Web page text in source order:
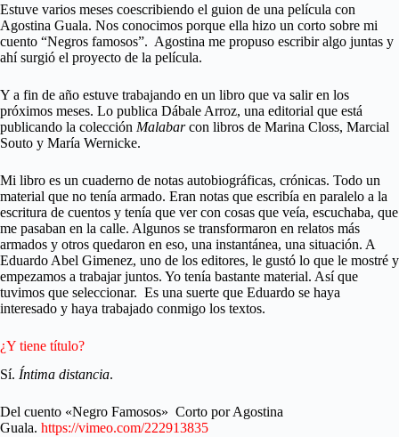
Estuve varios meses coescribiendo el guion de una película con
Agostina Guala. Nos conocimos porque ella hizo un corto sobre mi
cuento “Negros famosos”. Agostina me propuso escribir algo juntas y
ahí surgió el proyecto de la película.
Y a fin de año estuve trabajando en un libro que va salir en los
próximos meses. Lo publica Dábale Arroz, una editorial que está
publicando la colección Malabarcon libros de Marina Closs, Marcial
Souto y María Wernicke.
Mi libro es un cuaderno de notas autobiográficas, crónicas. Todo un
material que no tenía armado. Eran notas que escribía en paralelo a la
escritura de cuentos y tenía que ver con cosas que veía, escuchaba, que
me pasaban en la calle. Algunos se transformaron en relatos más
armados y otros quedaron en eso, una instantánea, una situación. A
Eduardo Abel Gimenez, uno de los editores, le gustó lo que le mostré y
empezamos a trabajar juntos. Yo tenía bastante material. Así que
tuvimos que seleccionar. Es una suerte que Eduardo se haya
interesado y haya trabajado conmigo los textos.
¿Y tiene título?
Sí. Íntima distancia.
Del cuento «Negro Famosos» Corto por Agostina
Guala. https://vimeo.com/222913835